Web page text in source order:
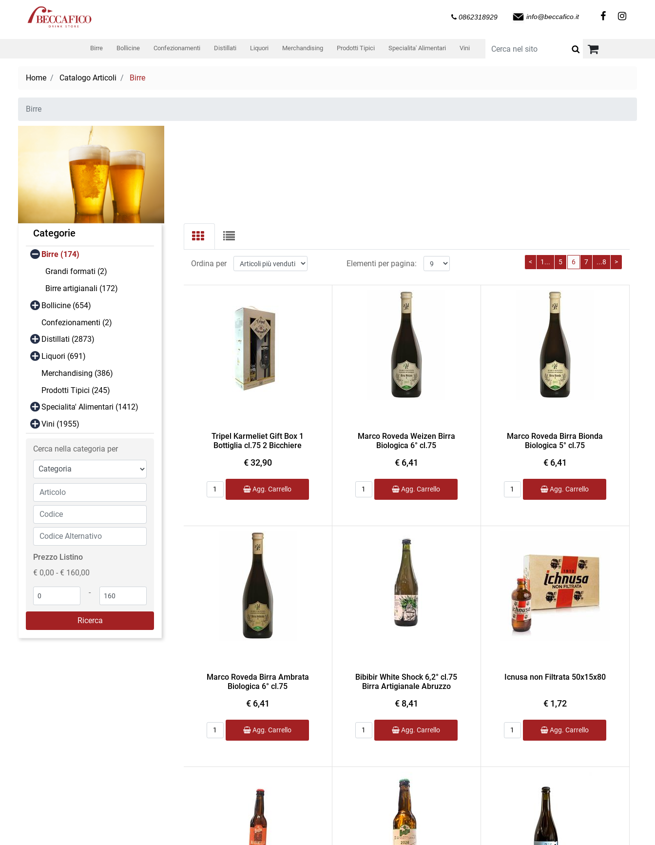
0862318929 info@beccafico.it
Birre Bollicine Confezionamenti Distillati Liquori Merchandising Prodotti Tipici Specialita' Alimentari Vini
Home Catalogo Articoli Birre
Birre
Categorie
Birre (174)
Grandi formati (2)
Birre artigianali (172)
Bollicine (654)
Confezionamenti (2)
Distillati (2873)
Liquori (691)
Merchandising (386)
Prodotti Tipici (245)
Specialita' Alimentari (1412)
Vini (1955)
Cerca nella categoria per
Prezzo Listino
€ 0,00 - € 160,00
-
Ordina per Elementi per pagina: < 1... 5 6 7 ...8 >
Tripel Karmeliet Gift Box 1
Bottiglia cl.75 2 Bicchiere
€ 32,90
Quantità
Agg. Carrello
Marco Roveda Weizen Birra
Biologica 6° cl.75
€ 6,41
Quantità
Agg. Carrello
Marco Roveda Birra Bionda
Biologica 5° cl.75
€ 6,41
Quantità
Agg. Carrello
Marco Roveda Birra Ambrata
Biologica 6° cl.75
€ 6,41
Quantità
Agg. Carrello
Bibibir White Shock 6,2° cl.75
Birra Artigianale Abruzzo
€ 8,41
Quantità
Agg. Carrello
Icnusa non Filtrata 50x15x80
€ 1,72
Quantità
Agg. Carrello